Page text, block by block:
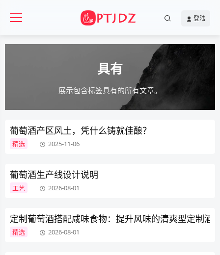
登陆
具有
展示包含标签具有的所有文章。
葡萄酒产区风土，凭什么铸就佳酿？
精选 2025-11-06
葡萄酒生产线设计说明
工艺 2026-08-01
定制葡萄酒搭配咸味食物：提升风味的清爽型定制酒
精选 2026-08-01